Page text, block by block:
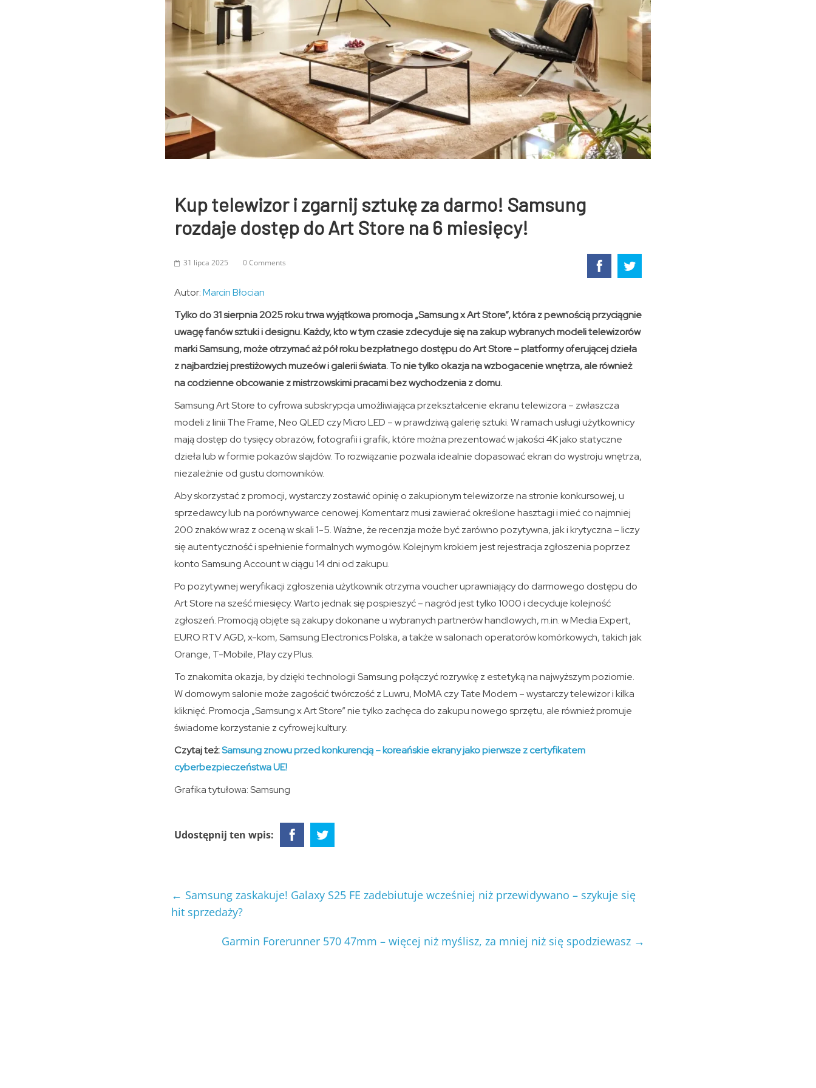
Kup telewizor i zgarnij sztukę za darmo! Samsung
rozdaje dostęp do Art Store na 6 miesięcy!
31 lipca 2025 0 Comments
Autor:Marcin Błocian
Tylko do 31 sierpnia 2025 roku trwa wyjątkowa promocja „Samsung x Art Store”, która z pewnością przyciągnie
uwagę fanów sztuki i designu. Każdy, kto w tym czasie zdecyduje się na zakup wybranych modeli telewizorów
marki Samsung, może otrzymać aż pół roku bezpłatnego dostępu do Art Store – platformy oferującej dzieła
z najbardziej prestiżowych muzeów i galerii świata. To nie tylko okazja na wzbogacenie wnętrza, ale również
na codzienne obcowanie z mistrzowskimi pracami bez wychodzenia z domu.
Samsung Art Store to cyfrowa subskrypcja umożliwiająca przekształcenie ekranu telewizora – zwłaszcza
modeli z linii The Frame, Neo QLED czy Micro LED – w prawdziwą galerię sztuki. W ramach usługi użytkownicy
mają dostęp do tysięcy obrazów, fotografii i grafik, które można prezentować w jakości 4K jako statyczne
dzieła lub w formie pokazów slajdów. To rozwiązanie pozwala idealnie dopasować ekran do wystroju wnętrza,
niezależnie od gustu domowników.
Aby skorzystać z promocji, wystarczy zostawić opinię o zakupionym telewizorze na stronie konkursowej, u
sprzedawcy lub na porównywarce cenowej. Komentarz musi zawierać określone hasztagi i mieć co najmniej
200 znaków wraz z oceną w skali 1-5. Ważne, że recenzja może być zarówno pozytywna, jak i krytyczna – liczy
się autentyczność i spełnienie formalnych wymogów. Kolejnym krokiem jest rejestracja zgłoszenia poprzez
konto Samsung Account w ciągu 14 dni od zakupu.
Po pozytywnej weryfikacji zgłoszenia użytkownik otrzyma voucher uprawniający do darmowego dostępu do
Art Store na sześć miesięcy. Warto jednak się pospieszyć – nagród jest tylko 1000 i decyduje kolejność
zgłoszeń. Promocją objęte są zakupy dokonane u wybranych partnerów handlowych, m.in. w Media Expert,
EURO RTV AGD, x-kom, Samsung Electronics Polska, a także w salonach operatorów komórkowych, takich jak
Orange, T-Mobile, Play czy Plus.
To znakomita okazja, by dzięki technologii Samsung połączyć rozrywkę z estetyką na najwyższym poziomie.
W domowym salonie może zagościć twórczość z Luwru, MoMA czy Tate Modern – wystarczy telewizor i kilka
kliknięć. Promocja „Samsung x Art Store” nie tylko zachęca do zakupu nowego sprzętu, ale również promuje
świadome korzystanie z cyfrowej kultury.
Czytaj też:Samsung znowu przed konkurencją – koreańskie ekrany jako pierwsze z certyfikatem
cyberbezpieczeństwa UE!
Grafika tytułowa: Samsung
Udostępnij ten wpis:
← Samsung zaskakuje! Galaxy S25 FE zadebiutuje wcześniej niż przewidywano – szykuje się
hit sprzedaży?
Garmin Forerunner 570 47mm – więcej niż myślisz, za mniej niż się spodziewasz →